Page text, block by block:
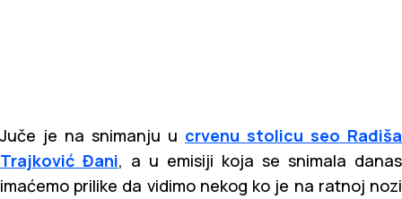
Juče je na snimanju u crvenu stolicu seo Radiša
Trajković Đani, a u emisiji koja se snimala danas
imaćemo prilike da vidimo nekog ko je na ratnoj nozi